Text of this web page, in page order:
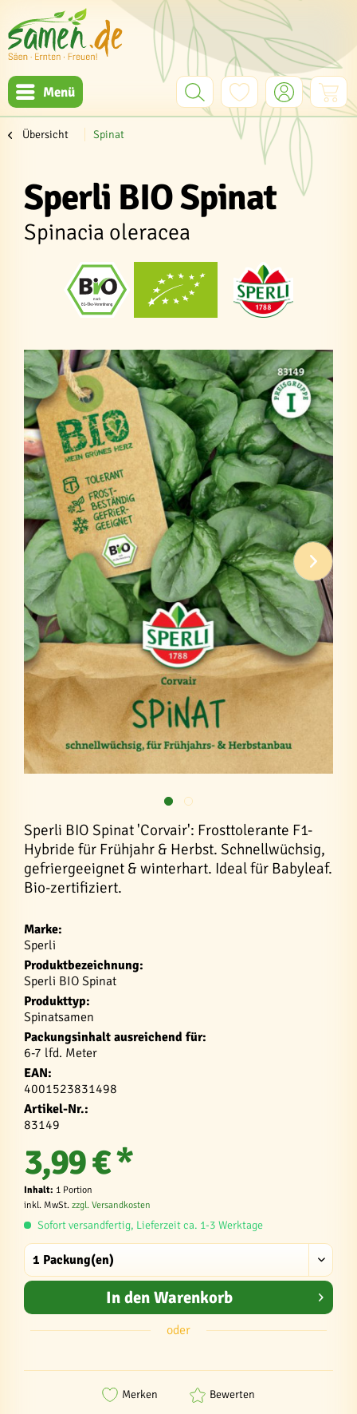
Menü
Übersicht Spinat
Sperli BIO Spinat
Spinacia oleracea
Sperli BIO Spinat 'Corvair': Frosttolerante F1-
Hybride für Frühjahr & Herbst. Schnellwüchsig,
gefriergeeignet & winterhart. Ideal für Babyleaf.
Bio-zertifiziert.
Marke:
Sperli
Produktbezeichnung:
Sperli BIO Spinat
Produkttyp:
Spinatsamen
Packungsinhalt ausreichend für:
6-7 lfd. Meter
EAN:
4001523831498
Artikel-Nr.:
83149
3,99 € *
Inhalt: 1 Portion
inkl. MwSt. zzgl. Versandkosten
Sofort versandfertig, Lieferzeit ca. 1-3 Werktage
In den Warenkorb
oder
Merken Bewerten